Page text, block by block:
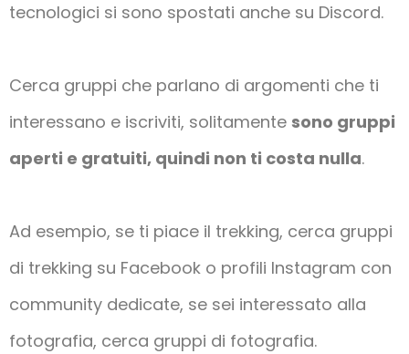
tecnologici si sono spostati anche su Discord.
Cerca gruppi che parlano di argomenti che ti
interessano e iscriviti, solitamente sono gruppi
aperti e gratuiti, quindi non ti costa nulla.
Ad esempio, se ti piace il trekking, cerca gruppi
di trekking su Facebook o profili Instagram con
community dedicate, se sei interessato alla
fotografia, cerca gruppi di fotografia.